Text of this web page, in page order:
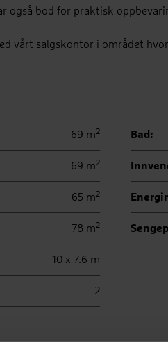
også bod for praktisk
vårt salgskontor i området
69 m2
69 m2
65 m2
78 m2
10 x 7.6 m
2
Bad: